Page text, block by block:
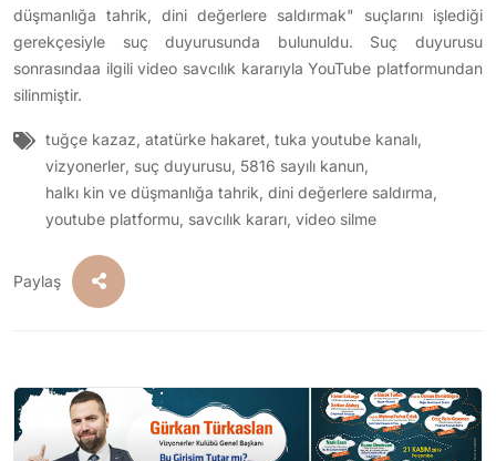
düşmanlığa tahrik, dini değerlere saldırmak" suçlarını işlediği
gerekçesiyle suç duyurusunda bulunuldu. Suç duyurusu
sonrasındaa ilgili video savcılık kararıyla YouTube platformundan
silinmiştir.
tuğçe kazaz, atatürke hakaret, tuka youtube kanalı,
vizyonerler, suç duyurusu, 5816 sayılı kanun,
halkı kin ve düşmanlığa tahrik, dini değerlere saldırma,
youtube platformu, savcılık kararı, video silme
Paylaş